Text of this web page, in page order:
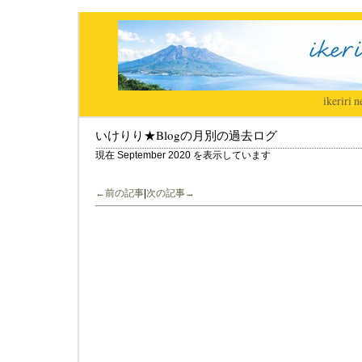
ikeriri|
いけりり★Blogの月別の過去ログ
現在 September 2020 を表示しています
←前の記事 次の記事→